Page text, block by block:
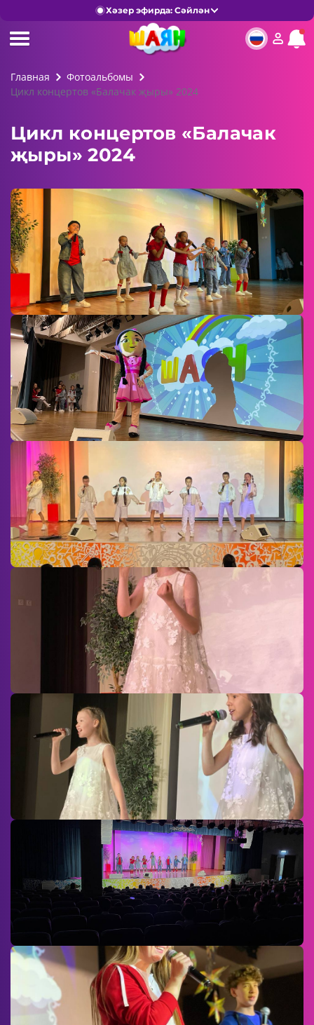
Хәзер эфирда: Сәйлән
Главная
Фотоальбомы
Цикл концертов «Балачак җыры» 2024
Цикл концертов «Балачак
җыры» 2024